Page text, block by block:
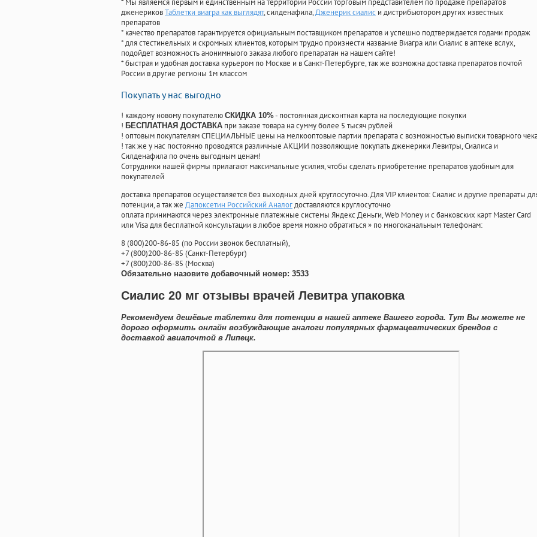
* Мы являемся первым и единственным на территории России торговым представителем по продаже препаратов
дженериковТаблетки виагра как выглядят, силденафила,Дженерик сиалис и дистрибьютором других известных
препаратов
* качество препаратов гарантируется официальным поставщиком препаратов и успешно подтверждается годами продаж
* для стестинельных и скромных клиентов, которым трудно произнести название Виагра или Сиалис в аптеке вслух,
подойдет возможность анонимныого заказа любого препаратан на нашем сайте!
* быстрая и удобная доставка курьером по Москве и в Санкт-Петербурге, так же возможна доставка препаратов почтой
России в другие регионы 1м классом
Покупать у нас выгодно
! каждому новому покупателю СКИДКА 10%- постоянная дисконтная карта на последующие покупки
! БЕСПЛАТНАЯ ДОСТАВКА при заказе товара на сумму более 5 тысяч рублей
! оптовым покупателям СПЕЦИАЛЬНЫЕ цены на мелкооптовые партии препарата с возможностью выписки товарного
! так же у нас постоянно проводятся различные АКЦИИ позволяющие покупать дженерики Левитры, Сиалиса и
Силденафила по очень выгодным ценам!
Cотрудники нашей фирмы прилагают максимальные усилия, чтобы сделать приобретение препаратов удобным для
покупателей
доставка препаратов осуществляется без выходных дней круглосуточно. Для VIP клиентов: Сиалис и другие препараты
потенции, а так же Дапоксетин Российский Аналогдоставляются круглосуточно
оплата принимаются через электронные платежные системы Яндекс Деньги, Web Money и с банковских карт Master Card
или Visa для бесплатной консультации в любое время можно обратиться» по многоканальным телефонам:
8(800)200-86-85 (по России звонок бесплатный),
+7(800)200-86-85 (Санкт-Петербург)
+7(800)200-86-85 (Москва)
Обязательно назовите добавочный номер: 3533
Сиалис 20 мг отзывы врачей Левитра упаковка
Рекомендуем дешёвые таблетки для потенции в нашей аптеке Вашего города. Тут Вы можете не
дорого оформить онлайн возбуждающие аналоги популярных фармацевтических брендов с
доставкой авиапочтой в Липецк.